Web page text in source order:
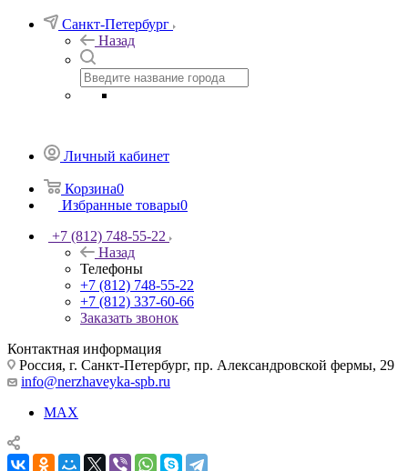
Санкт-Петербург
Назад
Личный кабинет
Корзина0
Избранные товары0
+7 (812) 748-55-22
Назад
Телефоны
+7 (812) 748-55-22
+7 (812) 337-60-66
Заказать звонок
Контактная информация
Россия, г. Санкт-Петербург, пр. Александровской фермы, 29
info@nerzhaveyka-spb.ru
MAX